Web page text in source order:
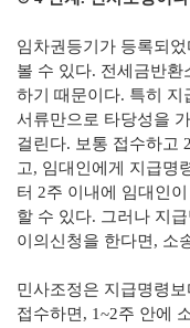
임차권등기가 등록되
볼 수 있다. 전세금반
하기 때문이다. 특히 지
서류만으로 타당성을
걸린다. 보통 접수하고
고, 임대인에게 지급명
터 2주 이내에 임대인
할 수 있다. 그러나 지
이의신청을 한다면, 소
민사조정은 지급명령
접수하면, 1~2주 안에